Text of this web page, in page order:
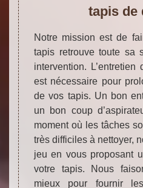
tapis de
Notre mission est de
tapis retrouve toute sa
intervention.
est nécessaire pour
de vos tapis. Un bon
un bon coup
moment où les tâches
très difficiles à nettoyer,
jeu en vous proposant
votre tapis. Nous
mieux pour fournir